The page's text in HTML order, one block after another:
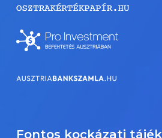
Fontos kockázati